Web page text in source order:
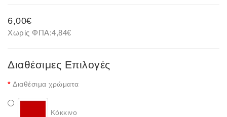
6,00€
Χωρίς ΦΠΑ:4,84€
Διαθέσιμες Επιλογές
Διαθέσιμα χρώματα
Κόκκινο